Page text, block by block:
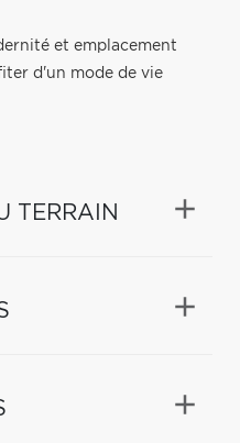
et emplacement
d'un mode de vie
TERRAIN